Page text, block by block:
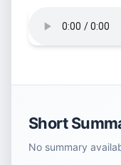
Short
No summary